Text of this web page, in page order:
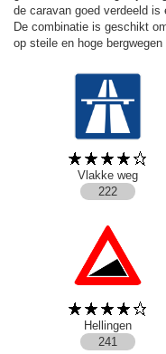
de caravan goed verdeeld is
De combinatie is geschikt
op steile en hoge bergwegen
Vlakke weg
222
Hellingen
241